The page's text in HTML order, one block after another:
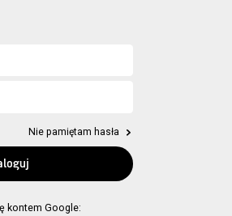
Nie pamiętam hasła
kontem Google: